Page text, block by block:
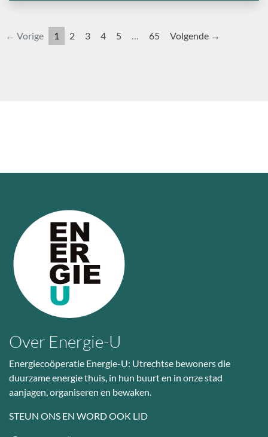
← Vorige 1 2 3 4 5 … 65 Volgende →
Over Energie-U
Energiecoöperatie Energie-U: Utrechtse bewoners die
duurzame energie thuis, in hun buurt en in onze stad
aanjagen, organiseren en bewaken.
STEUN ONS EN WORD OOK LID